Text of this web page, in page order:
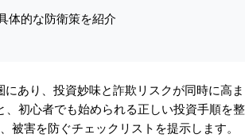
体的な防衛策を紹介
にあり、投資妙味と詐欺リスクが同時に高
初心者でも始められる正しい投資手順を
被害を防ぐチェックリストを提示します。